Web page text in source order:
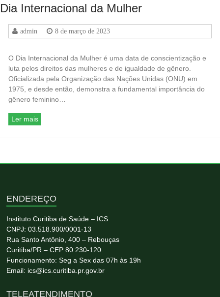
Dia Internacional da Mulher
admin 8 de março de 2023
O Dia Internacional da Mulher é uma data de conscientização e
luta pelos direitos das mulheres e de igualdade de gênero.
Oficializada pela Organização das Nações Unidas (ONU) em
1975, e desde então, demonstra a fundamental importância do
gênero feminino…
Ler mais
ENDEREÇO
Instituto Curitiba de Saúde – ICS
CNPJ: 03.518.900/0001-13
Rua Santo Antônio, 400 – Rebouças
Curitiba/PR – CEP 80.230-120
Funcionamento: Seg a Sex das 07h às 19h
Email: ics@ics.curitiba.pr.gov.br
TELEATENDIMENTO